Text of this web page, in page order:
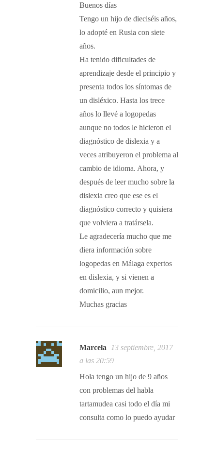
Buenos días
Tengo un hijo de dieciséis años,
lo adopté en Rusia con siete
años.
Ha tenido dificultades de
aprendizaje desde el principio y
presenta todos los síntomas de
un disléxico. Hasta los trece
años lo llevé a logopedas
aunque no todos le hicieron el
diagnóstico de dislexia y a
veces atribuyeron el problema al
cambio de idioma. Ahora, y
después de leer mucho sobre la
dislexia creo que ese es el
diagnóstico correcto y quisiera
que volviera a tratársela.
Le agradecería mucho que me
diera información sobre
logopedas en Málaga expertos
en dislexia, y si vienen a
domicilio, aun mejor.
Muchas gracias
Marcela
13 septiembre, 2017
a las 20:59
Hola tengo un hijo de 9 años
con problemas del habla
tartamudea casi todo el día mi
consulta como lo puedo ayudar